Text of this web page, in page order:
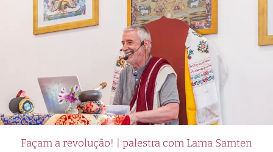
Façam a revolução! | palestra com Lama Samten